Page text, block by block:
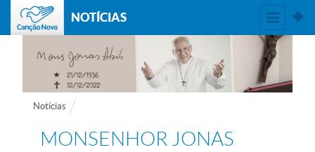
NOTÍCIAS
Notícias
MONSENHOR JONAS